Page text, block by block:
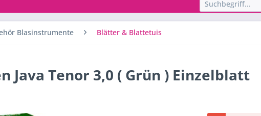
Blasinstrumente Blätter & Blattetuis
Java Tenor 3,0 ( Grün ) Einzelblatt